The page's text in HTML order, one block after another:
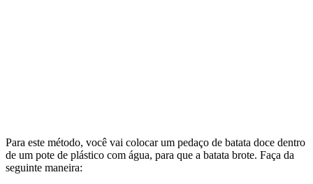
Para este método, você vai colocar um pedaço de batata doce dentro
de um pote de plástico com água, para que a batata brote. Faça da
seguinte maneira: